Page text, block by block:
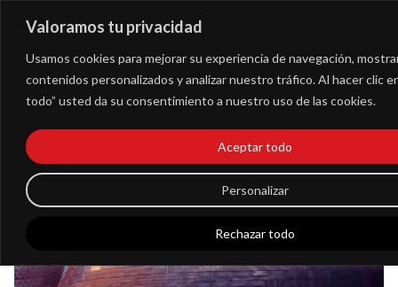
Valoramos tu privacidad
Usamos cookies para mejorar su experiencia de navegación,
contenidos personalizados y analizar nuestro tráfico. Al hacer clic
todo” usted da su consentimiento a nuestro uso de las cookies.
Personalizar
Rechazar todo
Aceptar todo
Blog
Noticias